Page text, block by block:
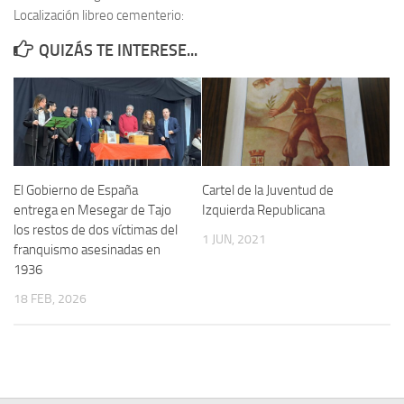
Memoria Histórica
Investigación previa de la represión en Talavera de la Reina (1937-
1947).
Informe Represión en Toledo 1936-1947 | Buscador
Informe de la fosa de abril de 1939 de Tembleque
Enciclopedia Republicana
Militantes históricos IR
Izquierda Republicana. Agrupaciones y Militantes (1934-1939)
Localización libreo cementerio:
QUIZÁS TE INTERESE...
El Gobierno de España
entrega en Mesegar de Tajo
los restos de dos víctimas del
franquismo asesinadas en
1936
18 FEB, 2026
Cartel de la Juventud de
Izquierda Republicana
1 JUN, 2021